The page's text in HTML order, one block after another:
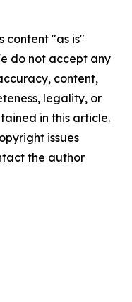
content "as is"
do not accept any
content,
legality, or
in this article.
issues
the author